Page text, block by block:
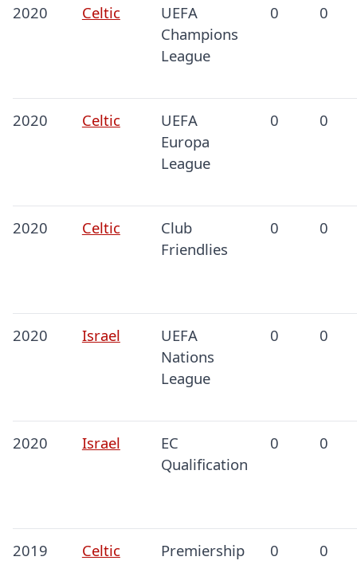
2020 Celtic
UEFA
Champions
League
0 0
2020 Celtic
UEFA
Europa
League
0 0
2020 Celtic
Club
Friendlies
0 0
2020 Israel
UEFA
Nations
League
0 0
2020 Israel
EC
Qualification
0 0
2019 Celtic Premiership 0 0